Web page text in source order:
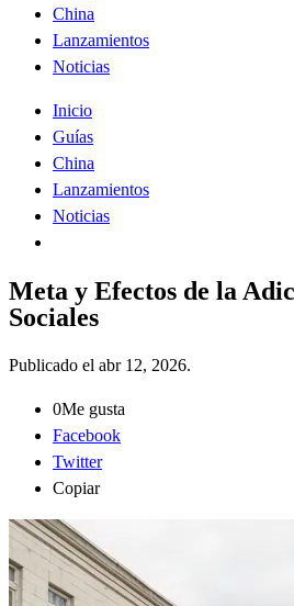
China
Lanzamientos
Noticias
Inicio
Guías
China
Lanzamientos
Noticias
Meta y Efectos de la
Sociales
Publicado el abr 12, 2026.
0Me gusta
Facebook
Twitter
Copiar